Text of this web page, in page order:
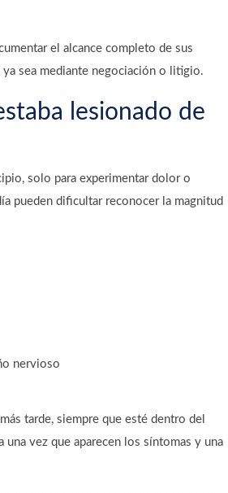
el alcance completo de sus
ya sea mediante negociación o litigio.
lesionado de
solo para experimentar dolor o
pueden dificultar reconocer la magnitud
nervioso
tarde, siempre que esté dentro del
vez que aparecen los síntomas y una